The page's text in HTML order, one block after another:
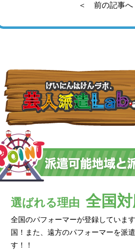
＜ 前の記事へ
選ばれる理由 全国
全国のパフォーマーが登録していま
国！また、遠方のパフォーマーを派
す！！